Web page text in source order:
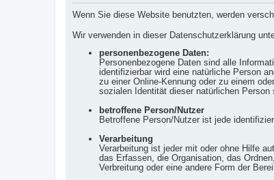
Wenn Sie diese Website benutzten, werden
Wir verwenden in dieser Datenschutzerklärung
personenbezogene Daten:
Personenbezogene Daten sind alle
identifizierbar wird eine natürliche Person
zu einer Online-Kennung oder zu einem
sozialen Identität dieser natürlichen Person
betroffene Person/Nutzer
Betroffene Person/Nutzer ist jede
Verarbeitung
Verarbeitung ist jeder mit oder ohne Hilfe
das Erfassen, die Organisation, das
Verbreitung oder eine andere Form der